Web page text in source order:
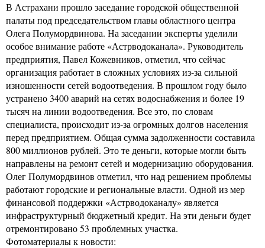
В Астрахани прошло заседание городской общественной
палаты под председательством главы областного центра
Олега Полумордвинова. На заседании эксперты уделили
особое внимание работе «Астрводоканала». Руководитель
предприятия, Павел Кожевников, отметил, что сейчас
организация работает в сложных условиях из-за сильной
изношенности сетей водоотведения. В прошлом году было
устранено 3400 аварий на сетях водоснабжения и более 19
тысяч на линии водоотведения. Все это, по словам
специалиста, происходит из-за огромных долгов населения
перед предприятием. Общая сумма задолженности составила
800 миллионов рублей. Это те деньги, которые могли быть
направлены на ремонт сетей и модернизацию оборудования.
Олег Полумордвинов отметил, что над решением проблемы
работают городские и региональные власти. Одной из мер
финансовой поддержки «Астрводоканалу» является
инфраструктурный бюджетный кредит. На эти деньги будет
отремонтировано 53 проблемных участка.
Фотоматериалы к новости: